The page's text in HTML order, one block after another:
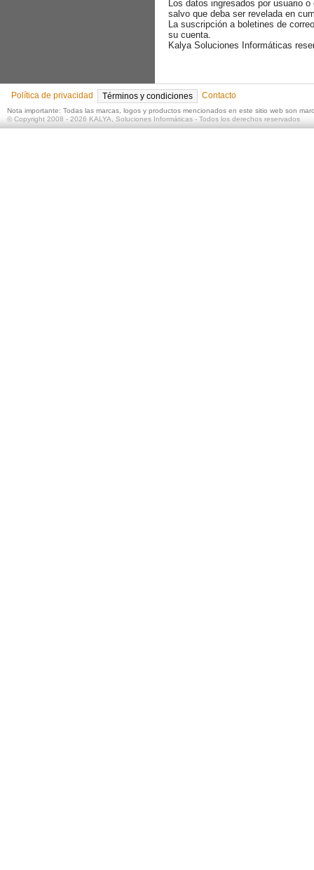
Los datos ingresados por usuario
salvo que deba ser revelada en
La suscripción a boletines de
su cuenta.
Kalya Soluciones Informáticas
Política de privacidad Términos y condiciones Contacto
Nota importante: Todas las marcas, logos y productos mencionados en este sitio web son
©Copyright 2008 - 2026 KALYA, Soluciones Informáticas- Todos los derechos reservados